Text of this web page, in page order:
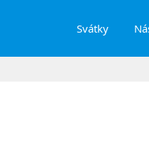
Svátky